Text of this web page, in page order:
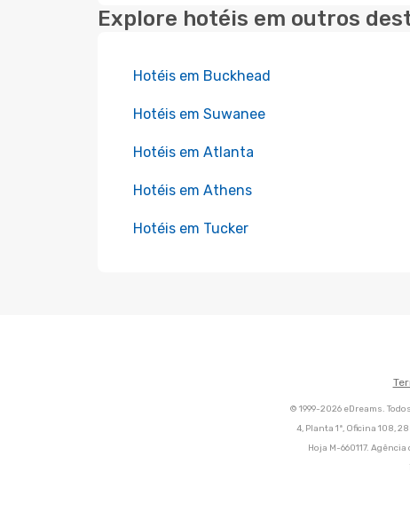
Explore hotéis em outros
Hotéis em Buckhead
Hotéis em Suwanee
Hotéis em Atlanta
Hotéis em Athens
Hotéis em Tucker
© 1999-2026 eDreams.
4, Planta 1ª, Oficina 108,
Hoja M-660117.